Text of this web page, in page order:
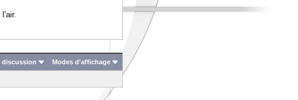
discussion Modes d'affichage